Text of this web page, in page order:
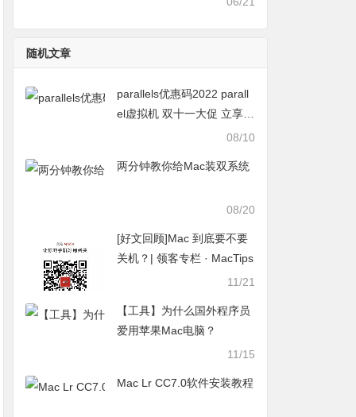
随机文章
parallels优惠码2022 parall
el虚拟机 双十一大促 立享7
08/10
两分钟教你给Mac装双系统
08/20
[好文回顾]Mac 到底要不要
关机？| 领客专栏 · MacTips
11/21
【工具】为什么国外程序员
爱用苹果Mac电脑？
11/15
Mac Lr CC7.0软件安装教程